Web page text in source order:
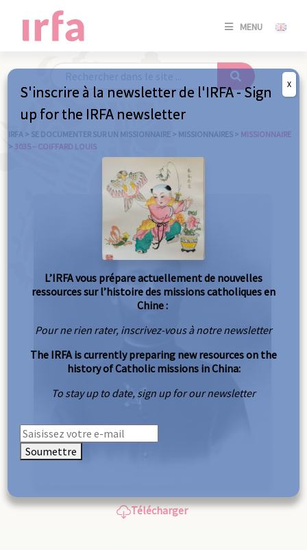
MENU
SE
/
IRFA > SE DOCUMENTER SUR UN MISSIONNAIRE > MISSIONNAIRES > MISSIONNAIRE
> 3035 – COIFFARD LOUIS
Télécharger
S'inscrire à la newsletter de l'IRFA - Sign
up for the IRFA newsletter
L’IRFA vous prépare actuellement de nouvelles
ressources sur l’histoire des missions catholiques en
Chine :
Pour ne rien rater, inscrivez-vous à notre newsletter
The IRFA is currently preparing new resources on the
history of Catholic missions in China:
To stay up to date, sign up for our newsletter
Soumettre
X